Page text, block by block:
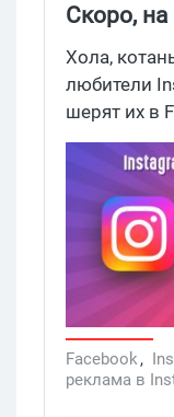
Скоро,
Instagram
Хола,
любители
шерят их в
пробует
WhatsApp.
Facebook,
реклама в